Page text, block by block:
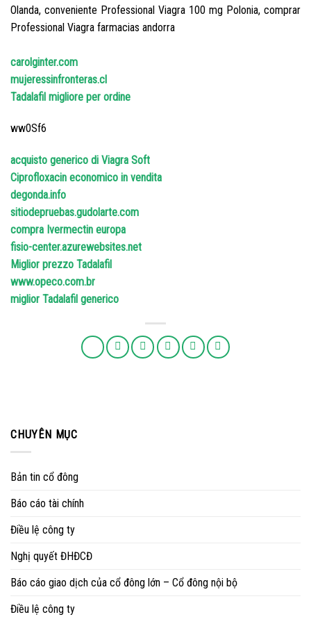
Olanda, conveniente Professional Viagra 100 mg Polonia, comprar
Professional Viagra farmacias andorra
carolginter.com
mujeressinfronteras.cl
Tadalafil migliore per ordine
ww0Sf6
acquisto generico di Viagra Soft
Ciprofloxacin economico in vendita
degonda.info
sitiodepruebas.gudolarte.com
compra Ivermectin europa
fisio-center.azurewebsites.net
Miglior prezzo Tadalafil
www.opeco.com.br
miglior Tadalafil generico
CHUYÊN MỤC
Bản tin cổ đông
Báo cáo tài chính
Điều lệ công ty
Nghị quyết ĐHĐCĐ
Báo cáo giao dịch của cổ đông lớn – Cổ đông nội bộ
Điều lệ công ty